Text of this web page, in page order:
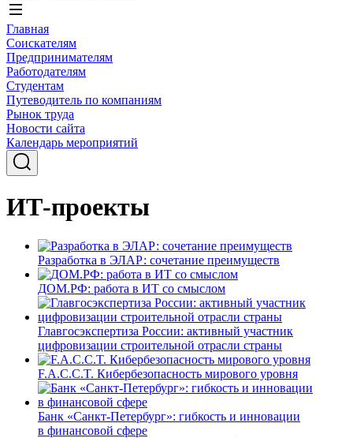
Главная
Соискателям
Предпринимателям
Работодателям
Студентам
Путеводитель по компаниям
Рынок труда
Новости сайта
Календарь мероприятий
ИТ-проекты
Разработка в ЭЛАР: сочетание преимуществ
ДОМ.РФ: работа в ИТ со смыслом
Главгосэкспертиза России: активный участник
цифровизации строительной отрасли страны
F.A.C.C.T. Кибербезопасность мирового уровня
Банк «Санкт-Петербург»: гибкость и инновации
в финансовой сфере